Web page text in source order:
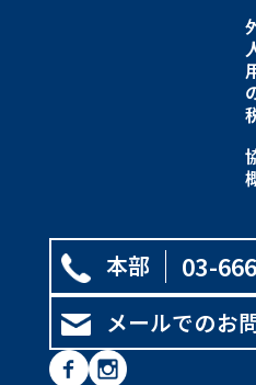
本部 03-
メールでのお